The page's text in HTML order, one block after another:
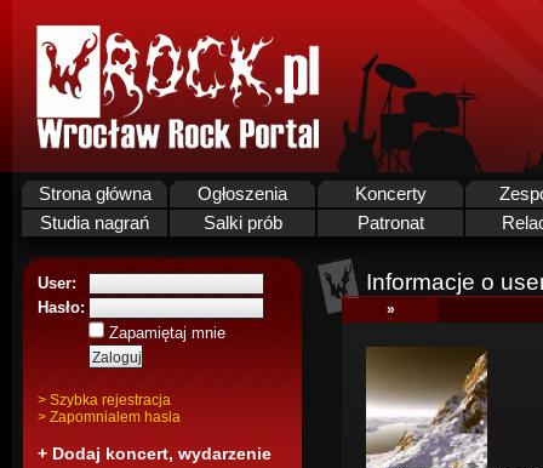
Strona główna Ogłoszenia Koncerty
Studia nagrań
Salki prób Patronat
User:
Hasło:
Zapamiętaj mnie
> Szybka rejestracja
> Zapomnialem hasla
+ Dodaj koncert, wydarzenie
Informacje o
»